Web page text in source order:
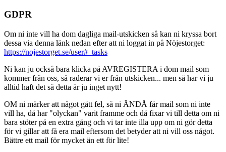
GDPR
Om ni inte vill ha dom dagliga mail-utskicken så kan ni kryssa bort
dessa via denna länk nedan efter att ni loggat in på Nöjestorget:
https://nojestorget.se/user#_tasks
Ni kan ju också bara klicka på AVREGISTERA i dom mail som
kommer från oss, så raderar vi er från utskicken... men så har vi ju
alltid haft det så detta är ju inget nytt!
OM ni märker att något gått fel, så ni ÄNDÅ får mail som ni inte
vill ha, då har "olyckan" varit framme och då fixar vi till detta om ni
bara stöter på en extra gång och vi tar inte illa upp om ni gör detta
för vi gillar att få era mail eftersom det betyder att ni vill oss något.
Bättre ett mail för mycket än ett för lite!